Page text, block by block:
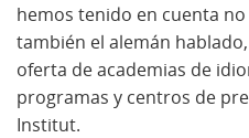
hemos tenido en cuenta
también el alemán
oferta de academias de
programas y centros de
Institut.